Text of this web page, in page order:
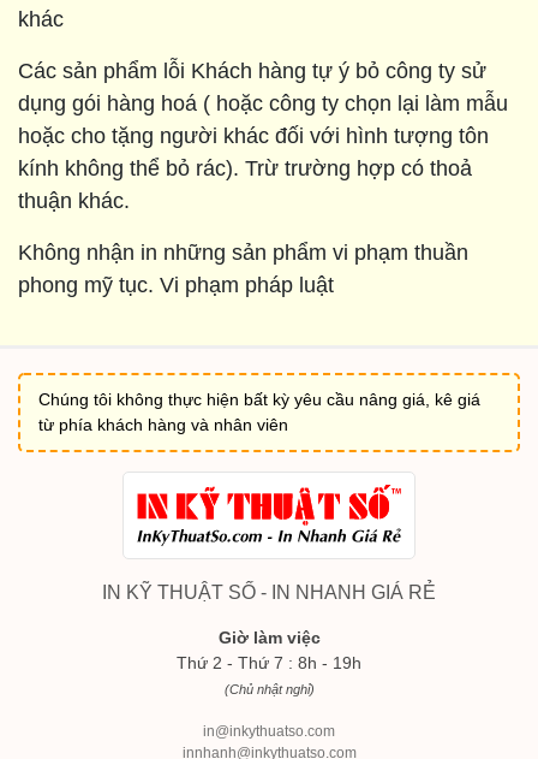
khác
Các sản phẩm lỗi Khách hàng tự ý bỏ công ty sử
dụng gói hàng hoá ( hoặc công ty chọn lại làm mẫu
hoặc cho tặng người khác đối với hình tượng tôn
kính không thể bỏ rác). Trừ trường hợp có thoả
thuận khác.
Không nhận in những sản phẩm vi phạm thuần
phong mỹ tục. Vi phạm pháp luật
Chúng tôi không thực hiện bất kỳ yêu cầu nâng giá, kê giá
từ phía khách hàng và nhân viên
IN KỸ THUẬT SỐ - IN NHANH GIÁ RẺ
Giờ làm việc
Thứ 2 - Thứ 7 : 8h - 19h
(Chủ nhật nghỉ)
in@inkythuatso.com
innhanh@inkythuatso.com